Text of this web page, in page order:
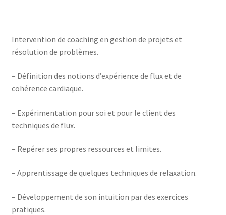
Intervention de coaching en gestion de projets et
résolution de problèmes.
– Définition des notions d’expérience de flux et de
cohérence cardiaque.
– Expérimentation pour soi et pour le client des
techniques de flux.
– Repérer ses propres ressources et limites.
– Apprentissage de quelques techniques de relaxation.
– Développement de son intuition par des exercices
pratiques.